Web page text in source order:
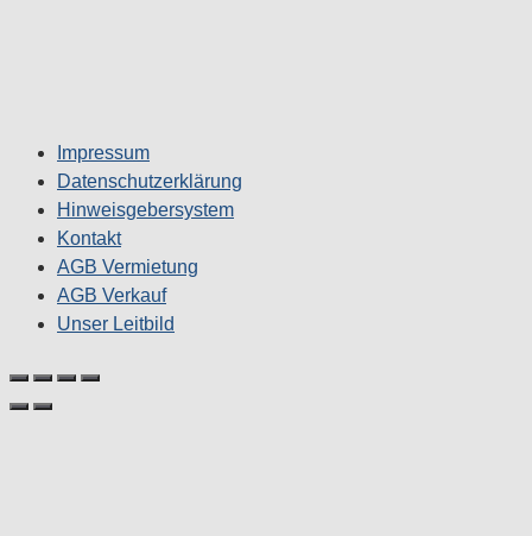
Impressum
Datenschutzerklärung
Hinweisgebersystem
Kontakt
AGB Vermietung
AGB Verkauf
Unser Leitbild